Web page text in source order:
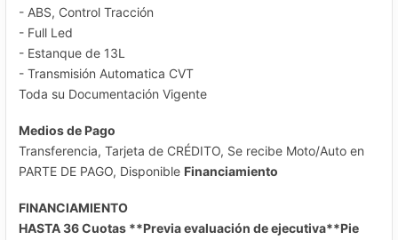
- ABS, Control Tracción
- Full Led
- Estanque de 13L
- Transmisión Automatica CVT
Toda su Documentación Vigente
Medios de Pago
Transferencia, Tarjeta de CRÉDITO, Se recibe Moto/Auto en
PARTE DE PAGO, Disponible Financiamiento
FINANCIAMIENTO
HASTA 36 Cuotas **Previa evaluación de ejecutiva**Pie